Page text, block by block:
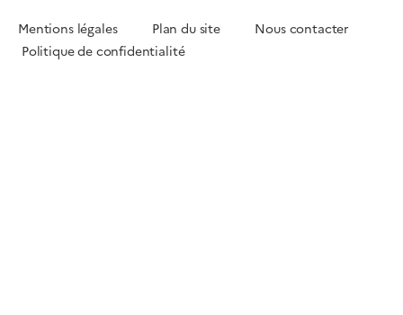
Mentions légales Plan du site Nous contacter
Politique de confidentialité